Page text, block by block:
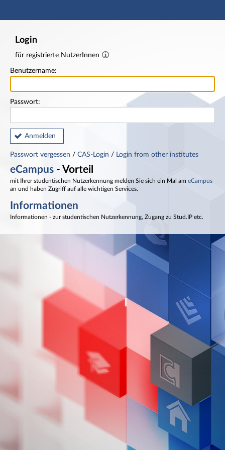
Hauptnavigation
Login
für registrierte NutzerInnen
Benutzername:
Passwort:
Anmelden
Passwort vergessen / CAS-Login / Login from other institutes
eCampus - Vorteil
mit Ihrer studentischen Nutzerkennung melden Sie sich ein Mal am eCampus
an und haben Zugriff auf alle wichtigen Services.
Informationen
Informationen - zur studentischen Nutzerkennung, Zugang zu Stud.IP etc.